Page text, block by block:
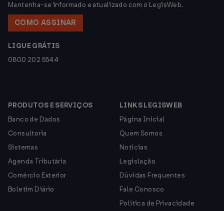
Mantenha-se informado e atualizado com o LegisWeb.
COMO ASSINAR
LIGUE GRÁTIS
0800 202 5544
PRODUTOS E SERVIÇOS
Banco de Dados
Consultoria
Sistemas
Agenda Tributária
Comércio Exterior
Boletim Diário
LINKS LEGISWEB
Página Inicial
Quem Somos
Notícias
Legislação
Dúvidas Frequentes
Fale Conosco
Política de Privacidade